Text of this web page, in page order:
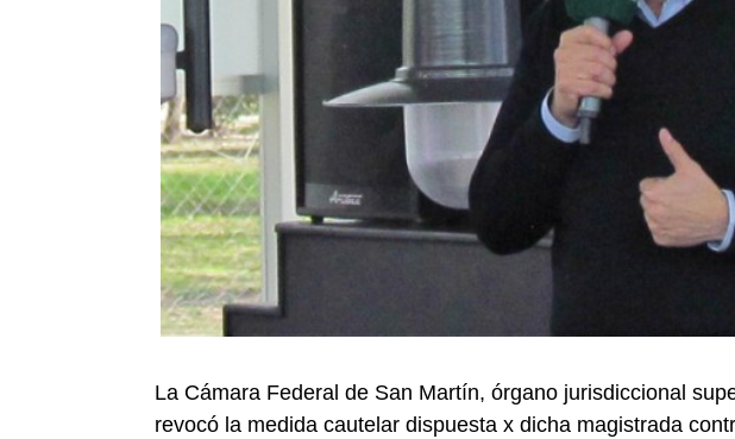
La Cámara Federal de San Martín, órgano jurisdiccional
revocó la medida cautelar dispuesta x dicha magistrada